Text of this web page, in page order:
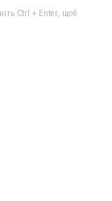
Ctrl + Enter, щоб